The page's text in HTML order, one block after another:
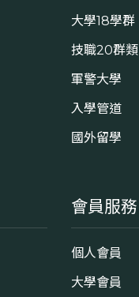
大學18學群
技職20群類
軍警大學
入學管道
國外留學
會員服務
個人會員
大學會員